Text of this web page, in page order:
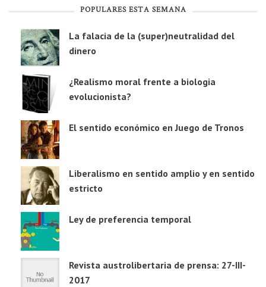
POPULARES ESTA SEMANA
La falacia de la (super)neutralidad del
dinero
¿Realismo moral frente a biologia
evolucionista?
El sentido económico en Juego de Tronos
Liberalismo en sentido amplio y en sentido
estricto
Ley de preferencia temporal
Revista austrolibertaria de prensa: 27-III-
2017